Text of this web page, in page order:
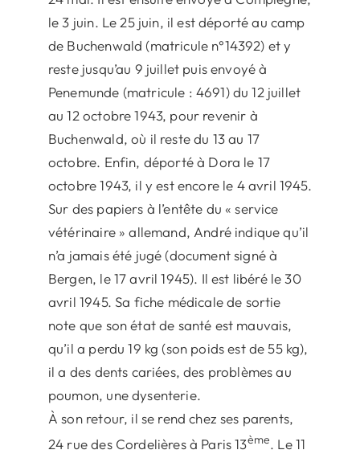
le 3 juin. Le 25 juin, il est déporté au camp
de Buchenwald (matricule n°14392) et y
reste jusqu’au 9 juillet puis envoyé à
Penemunde (matricule : 4691) du 12 juillet
au 12 octobre 1943, pour revenir à
Buchenwald, où il reste du 13 au 17
octobre. Enfin, déporté à Dora le 17
octobre 1943, il y est encore le 4 avril 1945.
Sur des papiers à l’entête du « service
vétérinaire » allemand, André indique qu’il
n’a jamais été jugé (document signé à
Bergen, le 17 avril 1945). Il est libéré le 30
avril 1945. Sa fiche médicale de sortie
note que son état de santé est mauvais,
qu’il a perdu 19 kg (son poids est de 55 kg),
il a des dents cariées, des problèmes au
poumon, une dysenterie.
À son retour, il se rend chez ses parents,
24 rue des Cordelières à Paris 13ème. Le 11